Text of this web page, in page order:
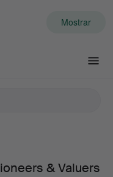
Mostrar
& Valuers